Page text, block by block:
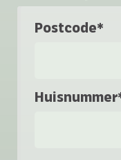
Postcode*